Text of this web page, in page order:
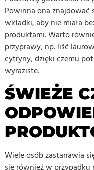
Powinna ona znajdować
wkładki, aby nie miała
produktami. Warto
przyprawy, np. liść
cytryny, dzięki czemu
wyraziste.
ŚWIEŻE
Wiele osób zastanawia
się również w przypadku